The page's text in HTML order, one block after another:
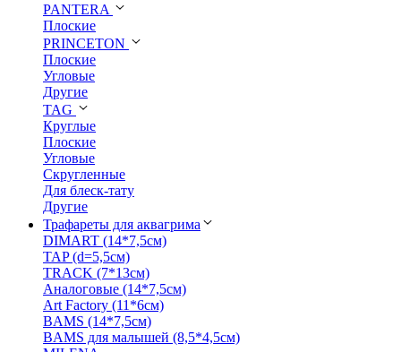
PANTERA
Плоские
PRINCETON
Плоские
Угловые
Другие
TAG
Круглые
Плоские
Угловые
Скругленные
Для блеск-тату
Другие
Трафареты для аквагрима
DIMART (14*7,5см)
TAP (d=5,5см)
TRACK (7*13см)
Аналоговые (14*7,5см)
Art Factory (11*6см)
BAMS (14*7,5см)
BAMS для малышей (8,5*4,5см)